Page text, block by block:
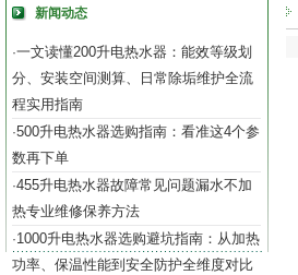
新闻动态
·一文读懂200升电热水器：能效等级划
分、安装空间测算、日常除垢维护全流
程实用指南
·500升电热水器选购指南：看准这4个参
数再下单
·455升电热水器故障常见问题漏水不加
热专业维修保养方法
·1000升电热水器选购避坑指南：从加热
功率、保温性能到安全防护全维度对比